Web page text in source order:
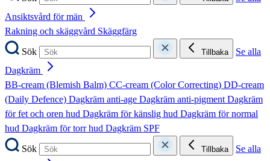
Ansiktsvård för män
Rakning och skäggvård Skäggfärg
Sök
Tillbaka
Se alla
Dagkräm
BB-cream (Blemish Balm) CC-cream (Color Correcting) DD-cream
(Daily Defence) Dagkräm anti-age Dagkräm anti-pigmentDagkräm
för fet och oren hud Dagkräm för känslig hud Dagkräm för normal
hud Dagkräm för torr hud Dagkräm SPF
Sök
Tillbaka
Se alla